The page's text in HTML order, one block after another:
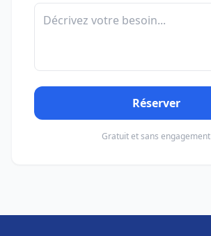
Réserver
Gratuit et sans engagement